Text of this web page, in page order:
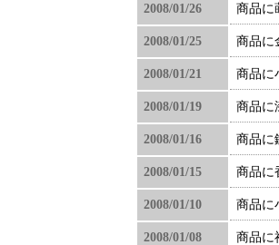
2008/01/26 商品に
2008/01/25 商品に
2008/01/21 商品に
2008/01/19 商品に
2008/01/16 商品に
2008/01/15 商品に
2008/01/10 商品に
2008/01/08 商品に